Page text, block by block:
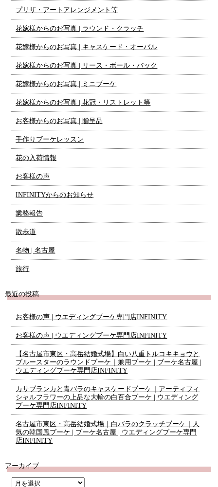
プリザ・アートアレンジメント等
花嫁様からのお写真 | ラウンド・クラッチ
花嫁様からのお写真 | キャスケード・オーバル
花嫁様からのお写真 | リース・ボール・バック
花嫁様からのお写真 | ミニブーケ
花嫁様からのお写真 | 花冠・リストレット等
お客様からのお写真 | 贈呈品
手作りブーケレッスン
花の入荷情報
お客様の声
INFINITYからのお知らせ
業務報告
散歩道
名物 | 名古屋
旅行
最近の投稿
お客様の声 | ウエディングブーケ専門店INFINITY
お客様の声 | ウエディングブーケ専門店INFINITY
【名古屋市東区・高岳結婚式場】白い八重トルコキキョウと
ブルースターのラウンドブーケ｜兼用ブーケ | ブーケ名古屋 |
ウエディングブーケ専門店INFINITY
カサブランカと青バラのキャスケードブーケ｜アーティフィ
シャルフラワーの上品な大輪の白百合ブーケ | ウエディング
ブーケ専門店INFINITY
名古屋市東区・高岳結婚式場｜白バラのクラッチブーケ｜人
気の韓国風ブーケ | ブーケ名古屋 | ウエディングブーケ専門
店INFINITY
アーカイブ